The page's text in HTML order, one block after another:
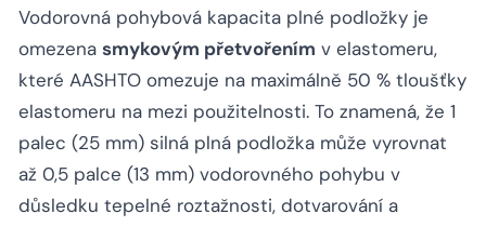
Vodorovná pohybová kapacita plné podložky je
omezena smykovým přetvořením v elastomeru,
které AASHTO omezuje na maximálně 50 % tloušťky
elastomeru na mezi použitelnosti. To znamená, že 1
palec (25 mm) silná plná podložka může vyrovnat
až 0,5 palce (13 mm) vodorovného pohybu v
důsledku tepelné roztažnosti, dotvarování a